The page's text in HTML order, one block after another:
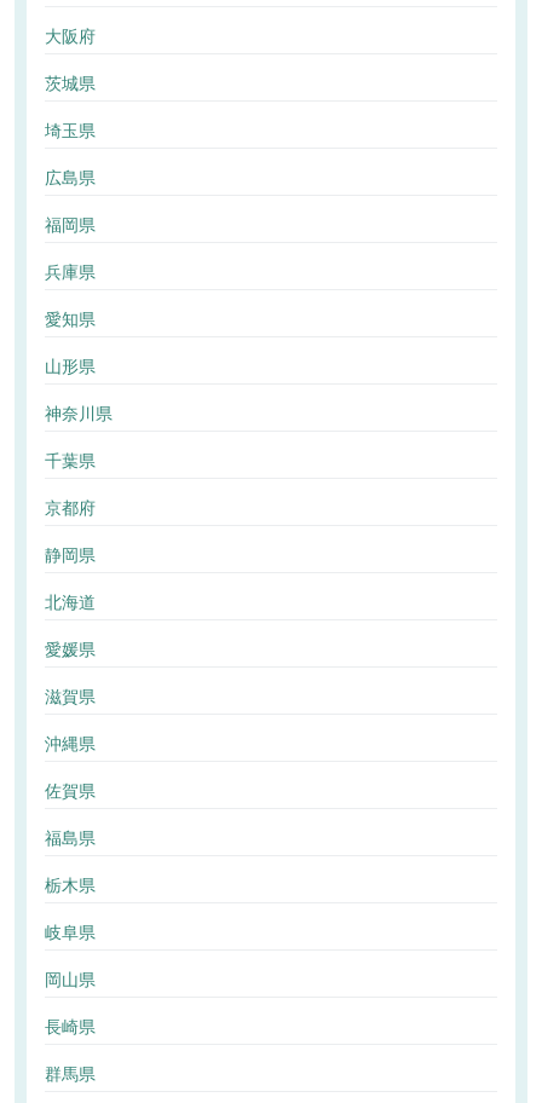
大阪府
茨城県
埼玉県
広島県
福岡県
兵庫県
愛知県
山形県
神奈川県
千葉県
京都府
静岡県
北海道
愛媛県
滋賀県
沖縄県
佐賀県
福島県
栃木県
岐阜県
岡山県
長崎県
群馬県